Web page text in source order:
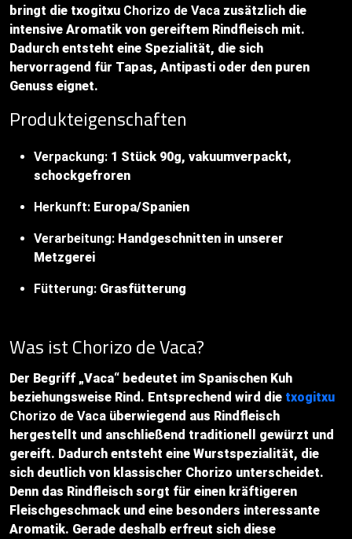
bringt die txogitxu Chorizo de Vaca zusätzlich die
intensive Aromatik von gereiftem Rindfleisch mit.
Dadurch entsteht eine Spezialität, die sich
hervorragend für Tapas, Antipasti oder den puren
Genuss eignet.
Produkteigenschaften
Verpackung: 1 Stück 90g, vakuumverpackt,
schockgefroren
Herkunft: Europa/Spanien
Verarbeitung: Handgeschnitten in unserer
Metzgerei
Fütterung: Grasfütterung
Was ist Chorizo de Vaca?
Der Begriff „Vaca“ bedeutet im Spanischen Kuh
beziehungsweise Rind. Entsprechend wird die txogitxu
Chorizo de Vaca überwiegend aus Rindfleisch
hergestellt und anschließend traditionell gewürzt und
gereift. Dadurch entsteht eine Wurstspezialität, die
sich deutlich von klassischer Chorizo unterscheidet.
Denn das Rindfleisch sorgt für einen kräftigeren
Fleischgeschmack und eine besonders interessante
Aromatik. Gerade deshalb erfreut sich diese